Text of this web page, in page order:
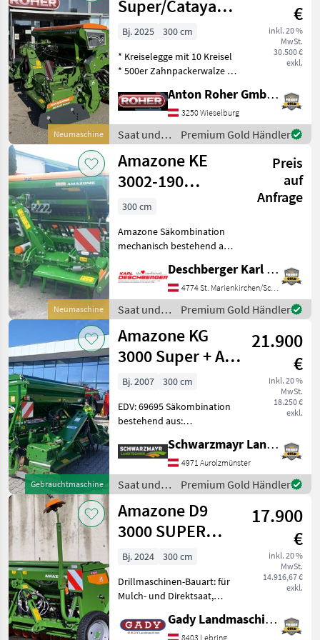
Neumaschine
Super/Cataya
Special EcoLine
€
inkl. 20 %
MwSt.
30.500 €
exkl.
Bj. 2025
300 cm
* Kreiselegge mit 10 Kreisel
* 500er Zahnpackerwalze *
mit Nockenschaltkupplung
* Seitenschild gefedert *
zentrale Verstellung
Prallschi
Anton Roher GmbH (ACA Center Roher)
3250 Wieselburg
Saat und
Pflege /
Amazone
Premium Gold Händler
Neumaschine
Amazone KE
3002-190
Rotamix / Cataya
3000 Spec.
EcoLine
Preis
auf
Anfrage
300 cm
Amazone Säkombination
mechanisch bestehend aus:
Kreiselegge mit 12 Kreiseln,
Arbeitstiefenverstellung,
Zahnpackerwalze PW 3000-
500, gefede
Deschberger Karl Landtechnik GesmbH & Co KG
4774 St. Marienkirchen/Schärding
Saat und
Pflege /
Amazone
Premium Gold Händler
Gebrauchtmaschine
Amazone KG
3000 Super + AD
303
21.900
€
inkl. 20 %
MwSt.
18.250 €
exkl.
Bj. 2007
300 cm
EDV: 69695 Säkombination
bestehend aus:
Super - mit 3, 0m
Arbeitsbreite - mit
Gelenkwelle mit
Nockenschaltkupplung -
mit Gummikeilring
Schwarzmayr Landtechnik GmbH - Aurolzmünster
4971 Aurolzmünster
Saat und
Pflege /
Amazone
Premium Gold Händler
Amazone D9
3000 SUPER
ANBAUSAEMASCHIENE
17.900
€
inkl. 20 %
MwSt.
14.916,67 €
exkl.
Bj. 2024
300 cm
Drillmaschinen-Bauart: für
Mulch- und Direktsaat,
Einscheibenschare,
Gady Landmaschinen GmbH
8403 Lebring